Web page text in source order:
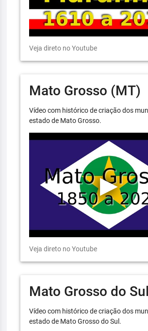
Veja direto no Youtube
Mato Grosso (MT)
Vídeo com histórico de criação dos
estado de Mato Grosso.
Veja direto no Youtube
Mato Grosso do
Vídeo com histórico de criação dos
estado de Mato Grosso do Sul.